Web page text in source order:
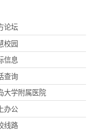
论坛
校园
信息
查询
大学附属医院
办公
线路